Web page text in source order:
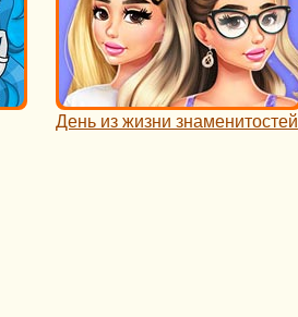
День из жизни знаменитостей